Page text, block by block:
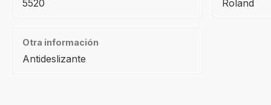
5520 Roland
Otra información
Antideslizante